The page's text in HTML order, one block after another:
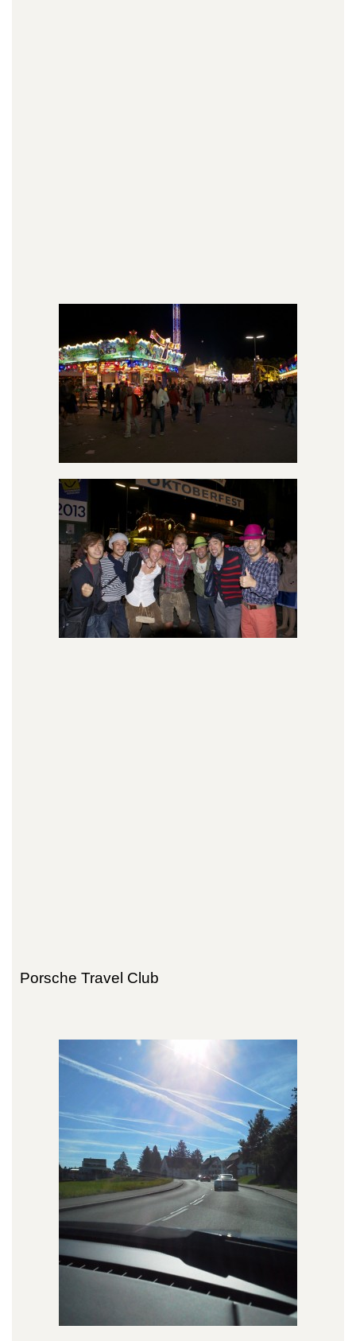
Porsche Travel Club